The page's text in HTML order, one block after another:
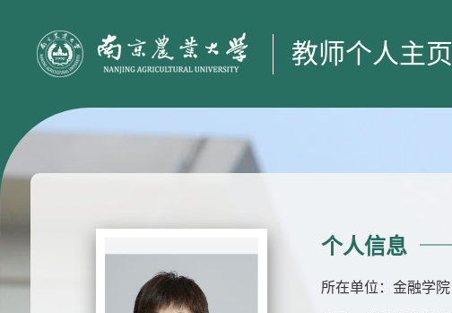
教师个人主页
个人信息
所在单位：金融学院